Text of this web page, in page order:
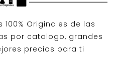
100% Originales de las
por catalogo, grandes
precios para ti